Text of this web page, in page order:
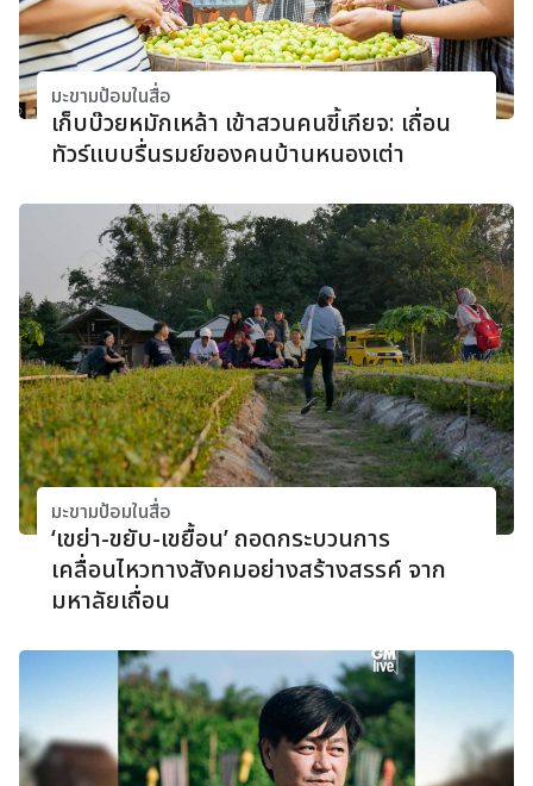
มะขามป้อมในสื่อ
เก็บบ๊วยหมักเหล้า เข้าสวนคนขี้เกียจ: เถื่อน
ทัวร์แบบรื่นรมย์ของคนบ้านหนองเต่า
มะขามป้อมในสื่อ
‘เขย่า-ขยับ-เขยื้อน’ ถอดกระบวนการ
เคลื่อนไหวทางสังคมอย่างสร้างสรรค์ จาก
มหาลัยเถื่อน